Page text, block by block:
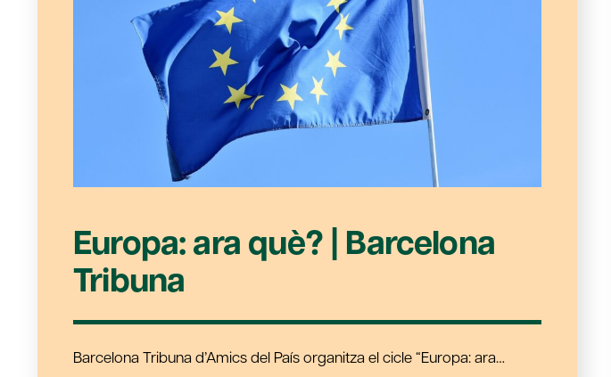
Europa: ara què? | Barcelona
Tribuna
Barcelona Tribuna d’Amics del País organitza el cicle “Europa: ara…